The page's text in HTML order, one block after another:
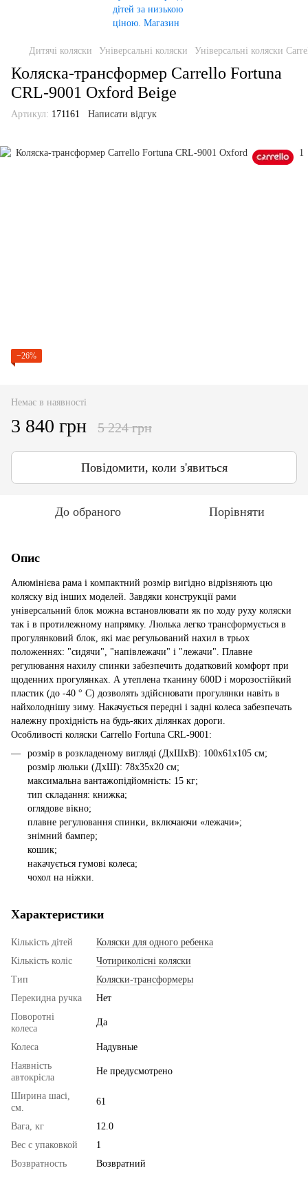
Дитячі коляски Універсальні коляски Універсальні коляски
Коляска-трансформер Carrello Fortuna
CRL-9001 Oxford Beige
Артикул: 171161 Написати відгук
−26%
Немає в наявності
3 840 грн 5 224 грн
Повідомити, коли з'явиться
До обраного Порівняти
Опис
Алюмінієва рама і компактний розмір вигідно відрізняють цю
коляску від інших моделей. Завдяки конструкції рами
універсальний блок можна встановлювати як по ходу руху коляски
так і в протилежному напрямку. Люлька легко трансформується в
прогулянковий блок, які має регульований нахил в трьох
положеннях: "сидячи", "напівлежачи" і "лежачи". Плавне
регулювання нахилу спинки забезпечить додатковий комфорт при
щоденних прогулянках. А утеплена тканину 600D і морозостійкий
пластик (до -40 ° С) дозволять здійснювати прогулянки навіть в
найхолоднішу зиму. Накачується передні і задні колеса забезпечать
належну прохідність на будь-яких ділянках дороги.
Особливості коляски Carrello Fortuna CRL-9001:
розмір в розкладеному вигляді (ДхШхВ): 100x61х105 см;
розмір люльки (ДхШ): 78x35х20 см;
максимальна вантажопідйомність: 15 кг;
тип складання: книжка;
оглядове вікно;
плавне регулювання спинки, включаючи «лежачи»;
знімний бампер;
кошик;
накачується гумові колеса;
чохол на ніжки.
Характеристики
Кількість дітей
Коляски для одного ребенка
Кількість коліс
Чотириколісні коляски
Тип
Коляски-трансформеры
Перекидна ручка
Нет
Поворотні
колеса
Да
Колеса
Надувные
Наявність
автокрісла
Не предусмотрено
Ширина шасі,
см.
61
Вага, кг
12.0
Вес с упаковкой
1
Возвратность
Возвратний